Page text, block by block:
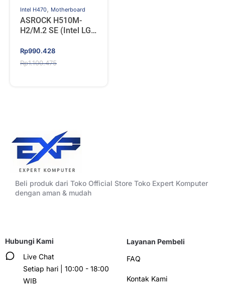
Intel H470, Motherboard
ASROCK H510M-
H2/M.2 SE (Intel LGA
Rp1.100.475
Original
price
Rp990.428
Current
price
Beli produk dari Toko Official Store Toko Expert Komputer
dengan aman & mudah
Hubungi Kami
Live Chat
Setiap hari | 10:00 - 18:00
WIB
Layanan Pembeli
FAQ
Kontak Kami